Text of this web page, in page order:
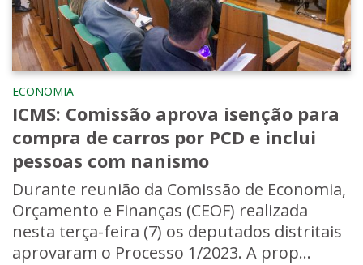
ECONOMIA
ICMS: Comissão aprova isenção para
compra de carros por PCD e inclui
pessoas com nanismo
Durante reunião da Comissão de Economia,
Orçamento e Finanças (CEOF) realizada
nesta terça-feira (7) os deputados distritais
aprovaram o Processo 1/2023. A prop...